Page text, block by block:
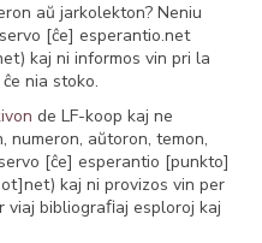
aŭ jarkolekton? Neniu
[ĉe] esperantio.net
kaj ni informos vin pri la
nia stoko.
de LF-koop kaj ne
numeron, aŭtoron, temon,
[ĉe] esperantio [punkto]
kaj ni provizos vin per
viaj bibliograﬁaj esploroj kaj